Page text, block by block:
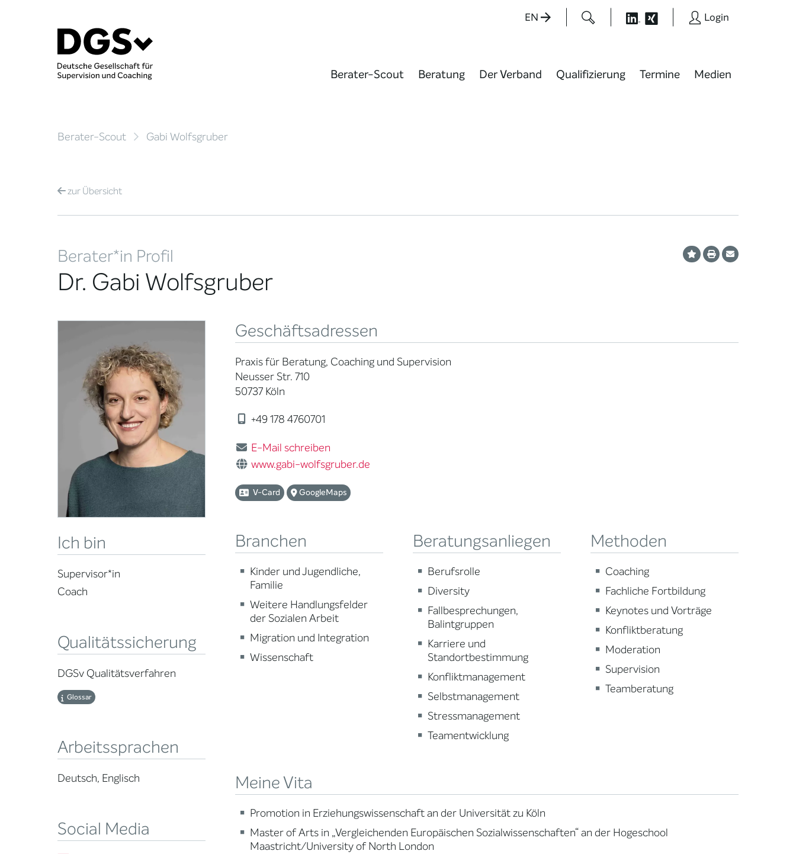
EN Login
Berater-Scout Beratung Der Verband Qualifizierung Termine Medien
Berater-Scout Gabi Wolfsgruber
zurÜbersicht
Berater*in Profil
Dr. Gabi Wolfsgruber
Ich bin
Supervisor*in
Coach
Qualitätssicherung
DGSv Qualitätsverfahren
Glossar
Arbeitssprachen
Deutsch, Englisch
Social Media
Geschäftsadressen
Praxis für Beratung, Coaching und Supervision
Neusser Str. 710
50737 Köln
+49 178 4760701
E-Mail schreiben
www.gabi-wolfsgruber.de
V-Card GoogleMaps
Branchen
Kinder und Jugendliche,
Familie
Weitere Handlungsfelder
der Sozialen Arbeit
Migration und Integration
Wissenschaft
Beratungsanliegen
Berufsrolle
Diversity
Fallbesprechungen,
Balintgruppen
Karriere und
Standortbestimmung
Konfliktmanagement
Selbstmanagement
Stressmanagement
Teamentwicklung
Methoden
Coaching
Fachliche Fortbildung
Keynotes und Vorträge
Konfliktberatung
Moderation
Supervision
Teamberatung
Meine Vita
Promotion in Erziehungswissenschaft an der Universität zu Köln
Master of Arts in „Vergleichenden Europäischen Sozialwissenschaften“ an der Hogeschool
Maastricht/University of North London